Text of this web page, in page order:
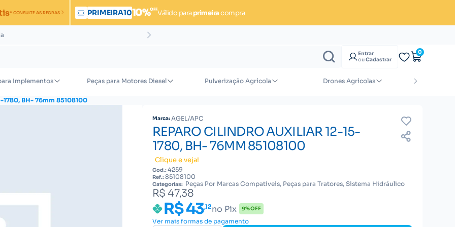
* CONSULTE AS REGRAS PRIMEIRA1010%OFFVálido paraprimeiracompra
Entrar
ouCadastrar
0
Implementos Peças para Motores Diesel Pulverização Agrícola Drones Agrícolas
1780, BH- 76mm 85108100
Marca:AGEL/APC
REPARO CILINDRO AUXILIAR 12-15-
1780, BH- 76MM 85108100
Clique e veja!
Cod.:4259
Ref.:85108100
Categorias: Peças Por Marcas Compatíveis, Peças para Tratores, Sistema Hidráulico
R$ 47,38
R$ 43,12no Pix 9% OFF
Ver mais formas de pagamento